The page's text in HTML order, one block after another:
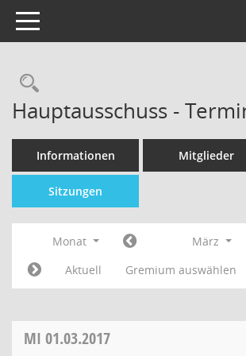
Toggle navigation
Hauptausschuss -
Informationen Mitglieder
Sitzungen
Monat März
Aktuell
Gremium auswählen
MI 01.03.2017